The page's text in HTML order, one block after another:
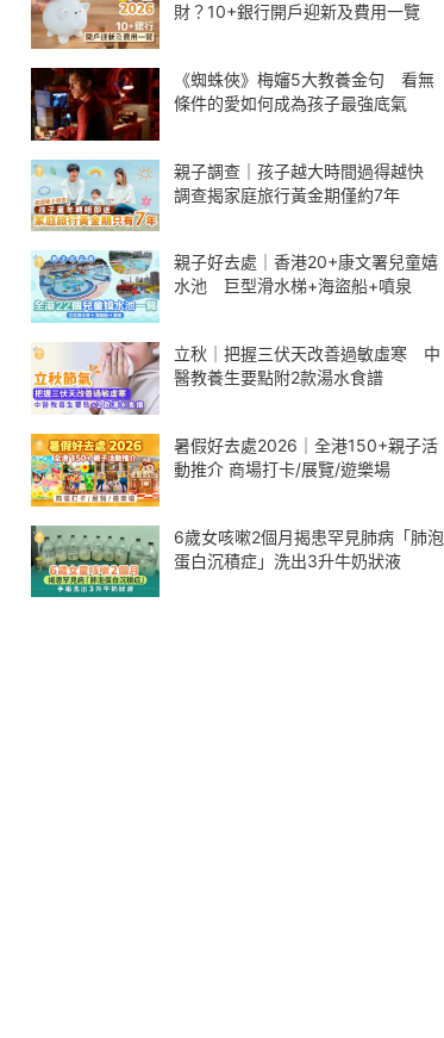
財？10+銀行開戶迎新及費用一覽
《蜘蛛俠》梅嬸5大教養金句 看無
條件的愛如何成為孩子最強底氣
親子調查｜孩子越大時間過得越快
調查揭家庭旅行黃金期僅約7年
親子好去處｜香港20+康文署兒童嬉
水池 巨型滑水梯+海盜船+噴泉
立秋｜把握三伏天改善過敏虛寒 中
醫教養生要點附2款湯水食譜
暑假好去處2026｜全港150+親子活
動推介 商場打卡/展覽/遊樂場
6歲女咳嗽2個月揭患罕見肺病「肺泡
蛋白沉積症」洗出3升牛奶狀液